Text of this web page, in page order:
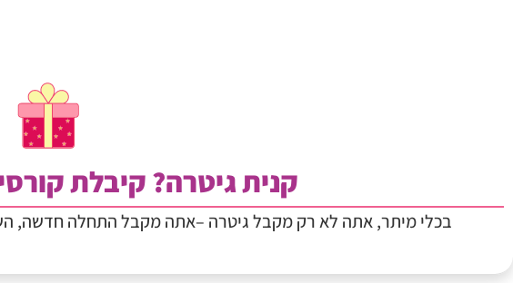
קנית גיטרה? קיבלת
בכלי מיתר, אתה לא רק מקבל גיטרה –אתה מקבל התחלה חדשה,